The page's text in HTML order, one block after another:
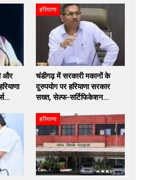
और
हरियाणा
चंडीगढ़ में सरकारी मकानों के
दुरुपयोग पर हरियाणा सरकार
सख्त, सेल्फ-सर्टिफिकेशन…
हरियाणा